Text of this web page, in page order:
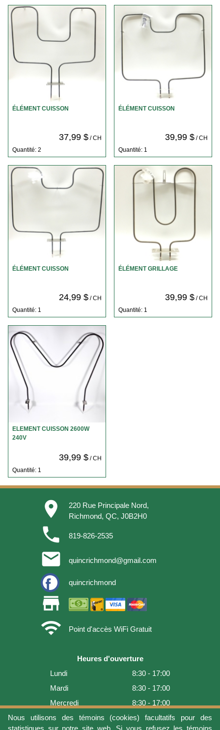
Nous utilisons des témoins (cookies) facultatifs pour des
statistiques sur notre site web. Si vous refusez les témoins
ÉLÉMENT CUISSON
37,99 $/ CH
Quantité: 2
ÉLÉMENT CUISSON
39,99 $/ CH
Quantité: 1
ÉLÉMENT CUISSON
24,99 $/ CH
Quantité: 1
ÉLÉMENT GRILLAGE
39,99 $/ CH
Quantité: 1
ELEMENT CUISSON 2600W
240V
39,99 $/ CH
Quantité: 1
place
220 Rue Principale Nord,
Richmond, QC, J0B2H0
phone 819-826-2535
email quincrichmond@gmail.com
quincrichmond
store
wifi
Point d'accès WiFi Gratuit
Heures d'ouverture
Lundi
8:30 - 17:00
Mardi
8:30 - 17:00
Mercredi
8:30 - 17:00
Jeudi
8:30 - 17:00